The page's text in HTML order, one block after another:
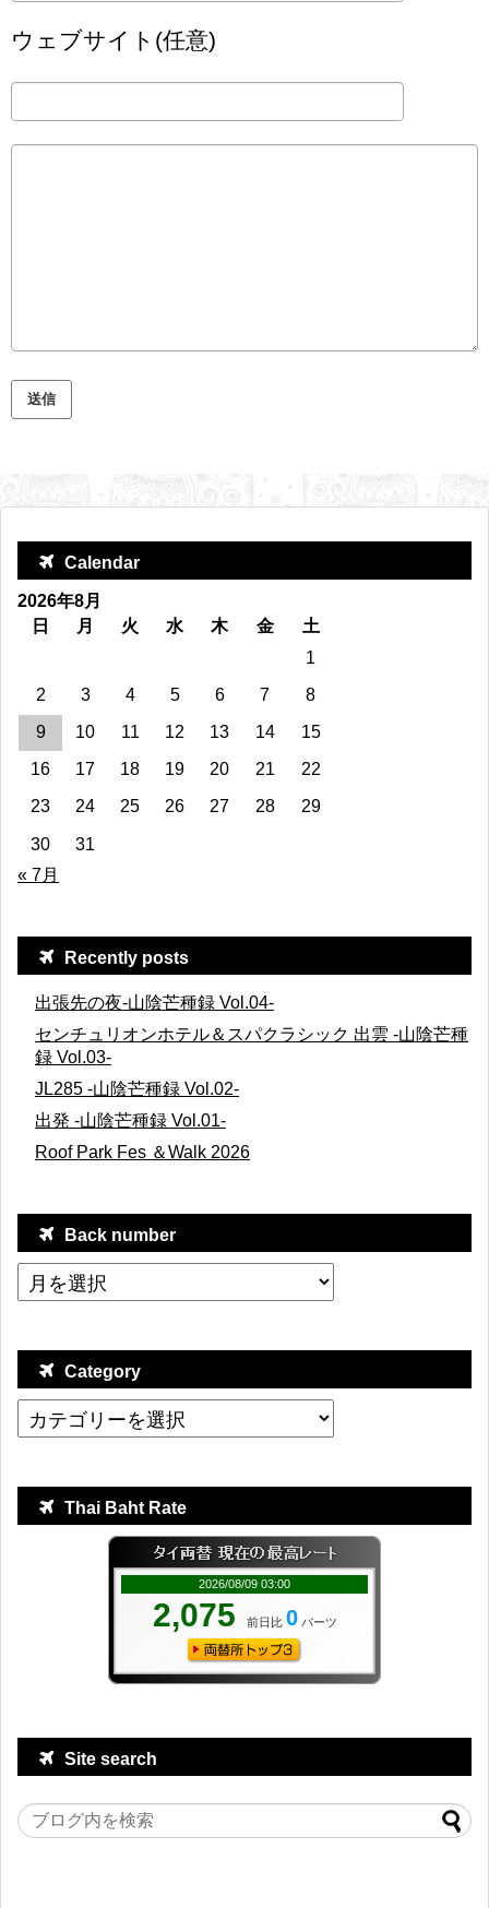
ウェブサイト(任意)
Calendar
2026年8月
日
月 火 水 木 金
土
1
2
3 4 5 6 7
8
9
10 11 12 13 14
15
16
17 18 19 20 21
22
23
24 25 26 27 28 29
30
31
« 7月
Recently posts
出張先の夜-山陰芒種録 Vol.04-
センチュリオンホテル＆スパクラシック 出雲 -山陰芒種
録 Vol.03-
JL285 -山陰芒種録 Vol.02-
出発 -山陰芒種録 Vol.01-
Roof Park Fes ＆Walk 2026
Back number
Category
Thai Baht Rate
Site search